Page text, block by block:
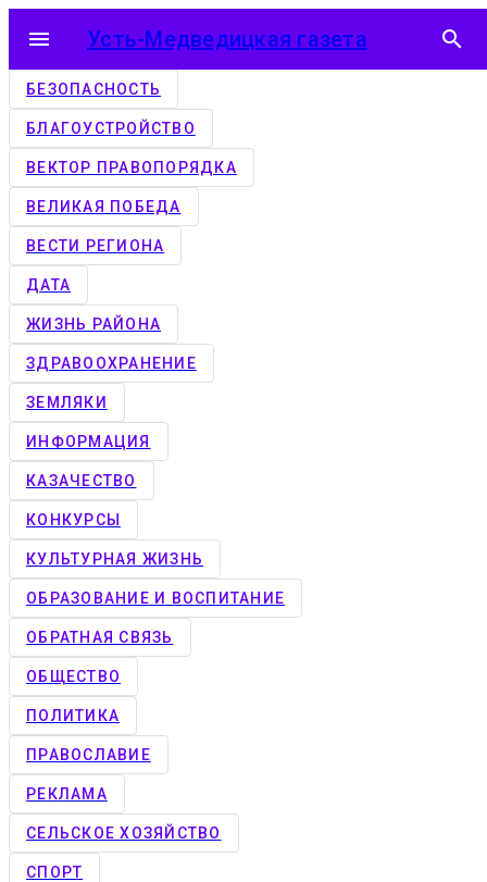
menu Усть-Медведицкая газета search
БЕЗОПАСНОСТЬ
БЛАГОУСТРОЙСТВО
ВЕКТОР ПРАВОПОРЯДКА
ВЕЛИКАЯ ПОБЕДА
ВЕСТИ РЕГИОНА
ДАТА
ЖИЗНЬ РАЙОНА
ЗДРАВООХРАНЕНИЕ
ЗЕМЛЯКИ
ИНФОРМАЦИЯ
КАЗАЧЕСТВО
КОНКУРCЫ
КУЛЬТУРНАЯ ЖИЗНЬ
ОБРАЗОВАНИЕ И ВОСПИТАНИЕ
ОБРАТНАЯ СВЯЗЬ
ОБЩЕСТВО
ПОЛИТИКА
ПРАВОСЛАВИЕ
РЕКЛАМА
СЕЛЬСКОЕ ХОЗЯЙСТВО
СПОРТ